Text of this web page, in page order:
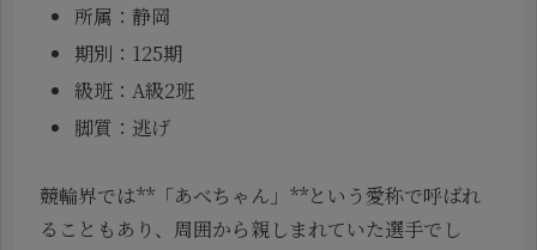
所属：静岡
期別：125期
級班：A級2班
脚質：逃げ
競輪界では**「あべちゃん」**という愛称で呼ばれ
ることもあり、周囲から親しまれていた選手でし